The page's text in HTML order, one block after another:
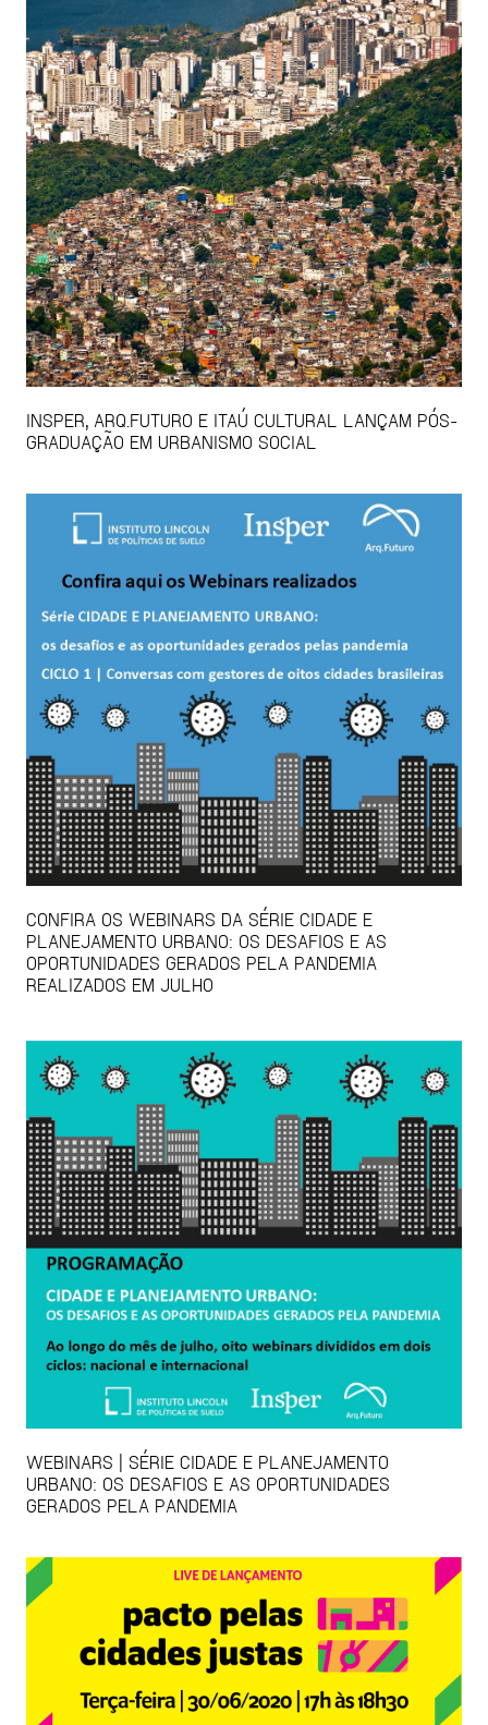
INSPER, ARQ.FUTURO E ITAÚ CULTURAL LANÇAM PÓS-
GRADUAÇÃO EM URBANISMO SOCIAL
CONFIRA OS WEBINARS DA SÉRIE CIDADE E
PLANEJAMENTO URBANO: OS DESAFIOS E AS
OPORTUNIDADES GERADOS PELA PANDEMIA
REALIZADOS EM JULHO
WEBINARS | SÉRIE CIDADE E PLANEJAMENTO
URBANO: OS DESAFIOS E AS OPORTUNIDADES
GERADOS PELA PANDEMIA